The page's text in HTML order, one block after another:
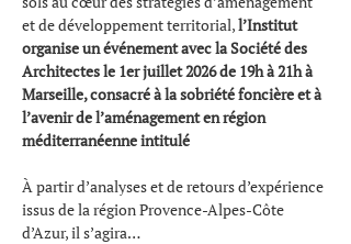
et de développement territorial, l’Institut
organise un événement avec la Société des
Architectes le 1er juillet 2026 de 19h à 21h à
Marseille, consacré à la sobriété foncière et à
l’avenir de l’aménagement en région
méditerranéenne intitulé
À partir d’analyses et de retours d’expérience
issus de la région Provence-Alpes-Côte
d’Azur, il s’agira…